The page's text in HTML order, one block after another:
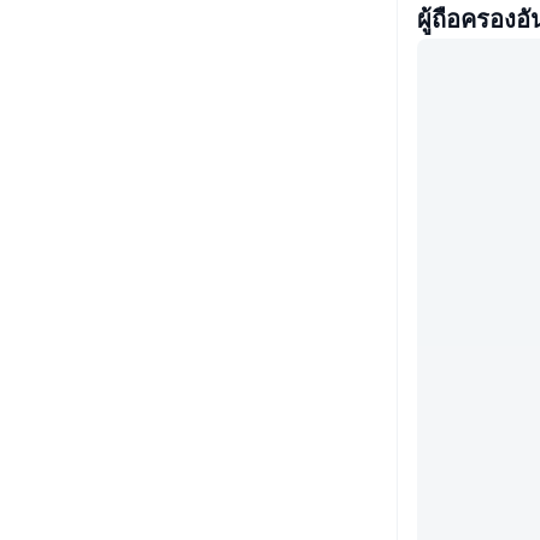
ผู้ถือครอง